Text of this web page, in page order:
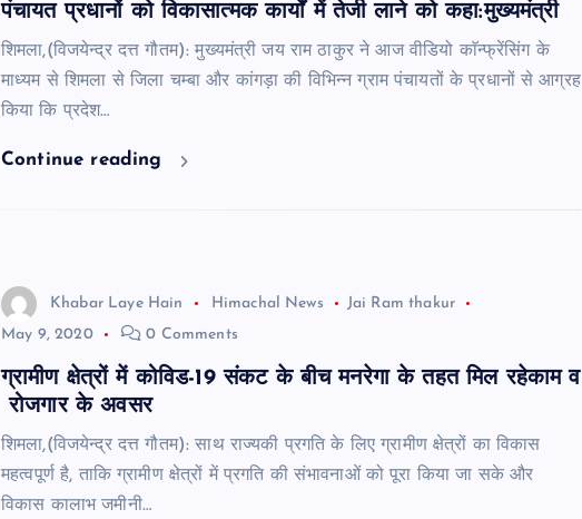
पंचायत प्रधानों को विकासात्मक कार्यों में तेजी लाने को कहा:मुख्यमंत्री
शिमला,(विजयेन्द्र दत्त गौतम): मुख्यमंत्री जय राम ठाकुर ने आज वीडियो काॅन्फ्रेंसिंग के
माध्यम से शिमला से जिला चम्बा और कांगड़ा की विभिन्न ग्राम पंचायतों के प्रधानों से आग्रह
किया कि प्रदेश…
Continue reading
Khabar Laye Hain Himachal News
Jai Ram thakur
May 9, 2020
0 Comments
ग्रामीण क्षेत्रों में कोविड-19 संकट के बीच मनरेगा के तहत मिल रहेकाम व
रोजगार के अवसर
शिमला,(विजयेन्द्र दत्त गौतम): साथ राज्यकी प्रगति के लिए ग्रामीण क्षेत्रों का विकास
महत्वपूर्ण है, ताकि ग्रामीण क्षेत्रों में प्रगति की संभावनाओं को पूरा किया जा सके और
विकास कालाभ जमीनी…